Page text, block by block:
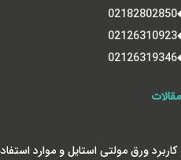
02182802850
02126310923
02126319346
مقالات
کاربرد ورق مولتی استایل و موارد